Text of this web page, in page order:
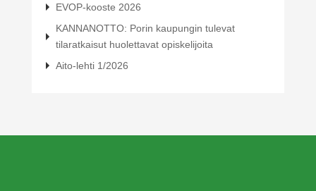
EVOP-kooste 2026
KANNANOTTO: Porin kaupungin tulevat
tilaratkaisut huolettavat opiskelijoita
Aito-lehti 1/2026